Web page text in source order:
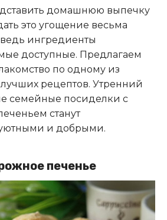
домашнюю выпечку
это угощение весьма
ингредиенты
доступные. Предлагаем
по одному из
рецептов. Утренний
семейные посиделки с
станут
и добрыми.
печенье